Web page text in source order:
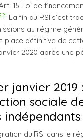
15 Loi de
. La fin du RSI s’est
au régime
place définitive de
2020 après une
janvier 2019
sociale
du RSI dans le